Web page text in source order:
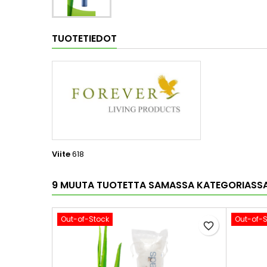
TUOTETIEDOT
Viite618
9 MUUTA TUOTETTA SAMASSA
Out-of-Stock
favorite_border
Out-of-